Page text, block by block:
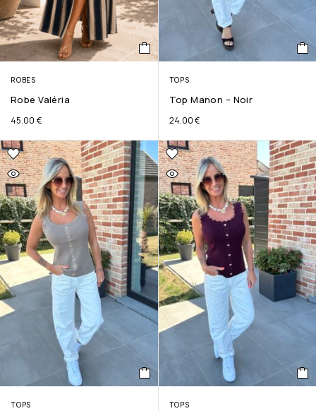
ROBES
Robe Valéria
45.00 €
TOPS
Top Manon – Noir
24.00€
TOPS TOPS